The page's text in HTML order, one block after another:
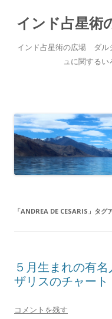
インド占星
インド占星術の広場 ダル
ュに関する
「ANDREA DE CESARIS 」タグ
５月生まれの有
ザリスのチャート
コメントを残す